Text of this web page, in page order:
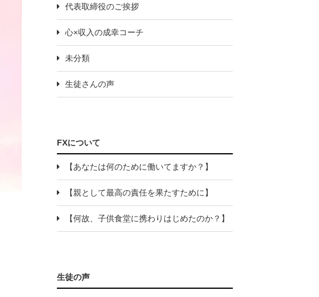
代表取締役のご挨拶
心×収入の成幸コーチ
未分類
生徒さんの声
FXについて
【あなたは何のために働いてますか？】
【親として最高の責任を果たすために】
【何故、子供食堂に携わりはじめたのか？】
生徒の声